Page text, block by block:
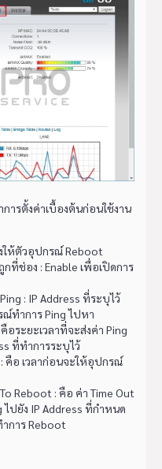
การตั้งค่าเบื้องต้นก่อนใช้งาน
ให้ตัวอุปกรณ์ Reboot
ที่ช่อง : Enable เพื่อเปิดการ
: IP Address ที่ระบุไว้
ทำการ Ping ไปหา
อระยะเวลาที่จะส่งค่า Ping
ที่ทำการระบุไว้
คือ เวลาก่อนจะให้อุปกรณ์
Reboot : คือ ค่า Time Out
ปยัง IP Address ที่กำหนด
การ Reboot